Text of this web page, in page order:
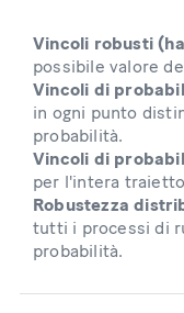
Vincoli robusti
possibile valore
Vincoli di
in ogni punto
probabilità.
Vincoli di
per l'intera
Robustezza
tutti i processi di
probabilità.